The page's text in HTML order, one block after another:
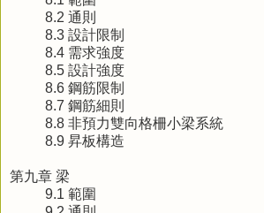
8.2 通則
8.3 設計限制
8.4 需求強度
8.5 設計強度
8.6 鋼筋限制
8.7 鋼筋細則
8.8 非預力雙向格柵小梁系統
8.9 昇板構造
第九章 梁
9.1 範圍